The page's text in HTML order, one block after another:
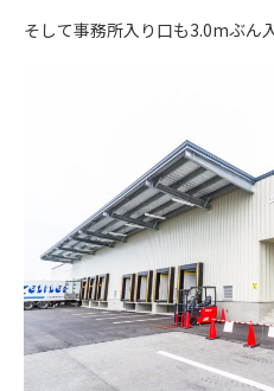
そして事務所入り口も3.0mぶん